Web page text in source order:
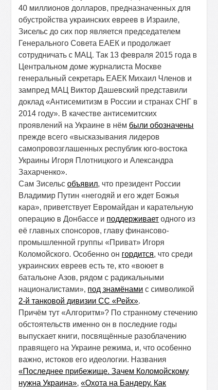
40 миллионов долларов, предназначенных для
обустройства украинских евреев в Израиле,
Зисельс до сих пор является председателем
Генерального Совета ЕАЕК и продолжает
сотрудничать с МАЦ. Так 13 февраля 2015 года в
Центральном доме журналиста Москве
генеральный секретарь ЕАЕК Михаил Членов и
зампред МАЦ Виктор Дашевский представили
доклад «Антисемитизм в России и странах СНГ в
2014 году». В качестве антисемитских
проявлений на Украине в нём были обозначены
прежде всего «высказывания лидеров
самопровозглашенных республик юго-востока
Украины Игоря Плотницкого и Александра
Захарченко».
Сам Зисельсобъявил, что президент России
Владимир Путин «негодяй и его ждет Божья
кара», приветствует Евромайдан и карательную
операцию в Донбассе и поддерживает одного из
её главных спонсоров, главу финансово-
промышленной группы «Приват» Игоря
Коломойского. Особенно он гордится, что среди
украинских евреев есть те, кто «воюет в
батальоне Азов, рядом с радикальными
националистами», под знамёнами с символикой
2-й танковой дивизии СС «Рейх».
Причём тут «Алгоритм»? По странному стечению
обстоятельств именно он в последние годы
выпускает книги, посвящённые разоблачению
правящего на Украине режима, и, что особенно
важно, истоков его идеологии. Названия
«Последнее прибежище. Зачем Коломойскому
нужна Украина»,«Охота на Бандеру. Как